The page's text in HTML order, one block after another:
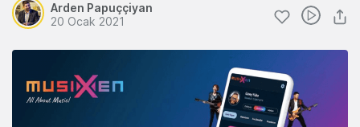
Arden Papuççiyan
20 Ocak 2021